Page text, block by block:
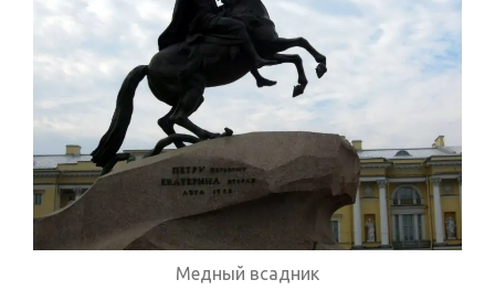
Медный всадник